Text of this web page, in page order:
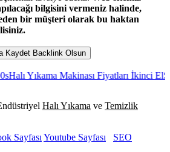
bilgisini vermeniz halinde,
bir müşteri olarak bu haktan
Kaydet Backlink Olsun
Yıkama Makinası Fiyatları İkinci ElSon
Halı Yıkama ve Temizlik
SayfasıYoutube Sayfası SEO